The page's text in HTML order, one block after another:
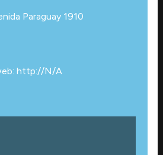
Paraguay 1910
http://N/A